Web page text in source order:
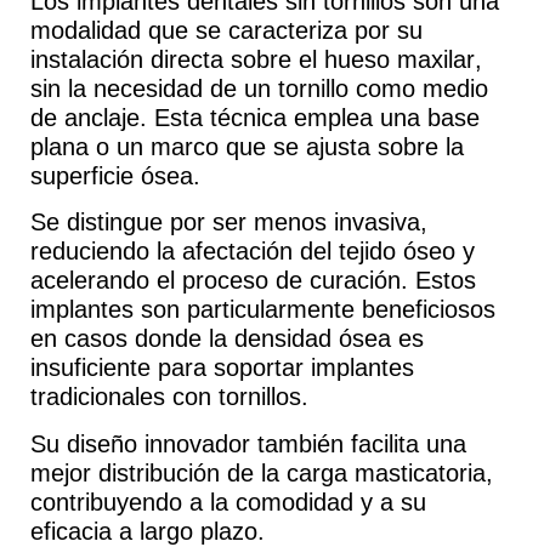
modalidad que se caracteriza por su
instalación directa sobre el hueso maxilar,
sin la necesidad de un tornillo como medio
de anclaje. Esta técnica emplea una base
plana o un marco que se ajusta sobre la
superficie ósea.
Se distingue por ser menos invasiva,
reduciendo la afectación del tejido óseo y
acelerando el proceso de curación. Estos
implantes son particularmente beneficiosos
en casos donde la densidad ósea es
insuficiente para soportar implantes
tradicionales con tornillos.
Su diseño innovador también facilita una
mejor distribución de la carga masticatoria,
contribuyendo a la comodidad y a su
eficacia a largo plazo.